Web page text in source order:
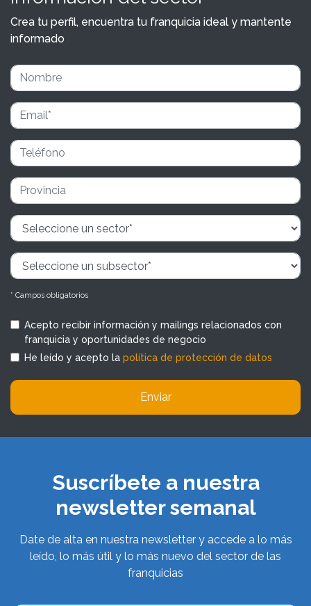
Crea tu perfil, encuentra tu franquicia ideal y mantente
informado
* Campos obligatorios
Acepto recibir información y mailings relacionados con
franquicia y oportunidades de negocio
He leído y acepto la política de protección de datos
Enviar
Suscríbete a nuestra
newsletter semanal
Date de alta en nuestra newsletter y accede a lo más
leído, lo más útil y lo más nuevo del sector de las
franquicias